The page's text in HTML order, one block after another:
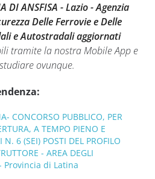
DI ANSFISA - Lazio - Agenzia
Delle Ferrovie e Delle
e Autostradali aggiornati
tramite la nostra Mobile App e
ovunque.
CONCORSO PUBBLICO, PER
A TEMPO PIENO E
6 (SEI) POSTI DEL PROFILO
- AREA DEGLI
Provincia di Latina